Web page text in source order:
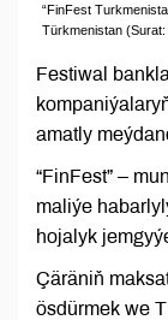
“FinFest
Türkmenistan
Festiwal
amatly
“FinFest” –
maliýe
hojalyk
Çäräniň
ösdürmek we